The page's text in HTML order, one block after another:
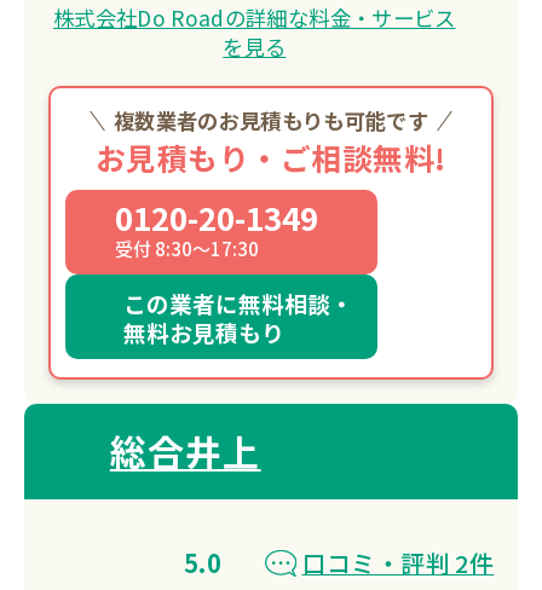
株式会社Do Roadの詳細な料金・サービス
を見る
複数業者のお見積もりも可能です
お見積もり・ご相談無料!
0120-20-1349
受付 8:30～17:30
この業者に無料相談・
無料お見積もり
総合井上
5.0
口コミ・評判 2件